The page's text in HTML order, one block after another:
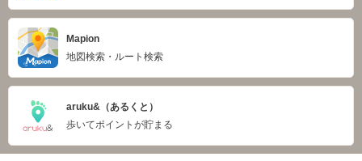
Mapion
地図検索・ルート検索
aruku&（あるくと）
歩いてポイントが貯まる